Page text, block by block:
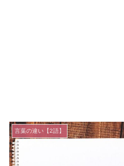
言葉の違い【2語】